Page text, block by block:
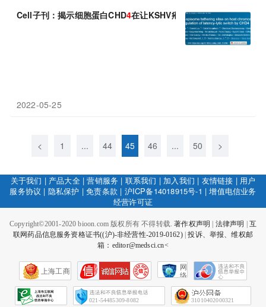
Cell子刊：揭示细胞蛋白CHD4在让KSHV疱疹病毒保持休眠状态
2022-05-25
< 1 ... 44 45 46 ... 50 >
关于我们 | 产品大全|营销服务 | 联系我们 | 加入我们 | 友情链接 | 用户
服务协议 | 隐私保护 |免责条款 | 沪ICP备14018915号-1 |增值电信业务
经营许可证
Copyright©2001-2020 bioon.com 版权所有 不得转载.著作权声明 法律声明
互
联网药品信息服务资格证书((沪)-非经营性-2019-0162)|投诉、举报、维权邮
箱：editor@medsci.cn<
上海工商
网
络
会
征
021-54485309-8082 31010402000321